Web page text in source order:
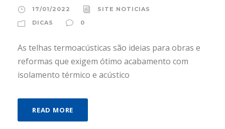
17/01/2022
SITE NOTICIAS
DICAS
0
As telhas termoacústicas são ideias para obras e
reformas que exigem ótimo acabamento com
isolamento térmico e acústico
READ MORE